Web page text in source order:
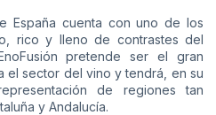
España cuenta con uno de los
rico y lleno de contrastes del
pretende ser el gran
el sector del vino y tendrá, en su
de regiones tan
y Andalucía.